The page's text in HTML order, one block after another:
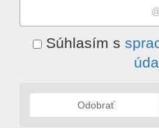
Súhlasím s
Odobrať